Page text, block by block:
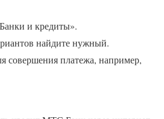
и кредиты».
найдите нужный.
совершения платежа, например,